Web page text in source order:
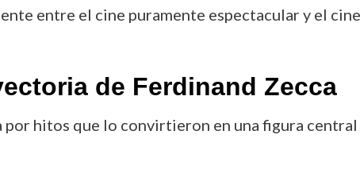
entre el cine puramente espectacular y el
de Ferdinand Zecca
por hitos que lo convirtieron en una figura